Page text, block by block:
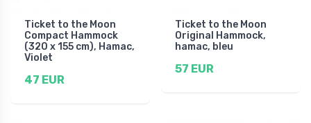
Ticket to the Moon
Compact Hammock
(320 x 155 cm), Hamac,
Violet
47 EUR
Ticket to the Moon
Original Hammock,
hamac, bleu
57 EUR